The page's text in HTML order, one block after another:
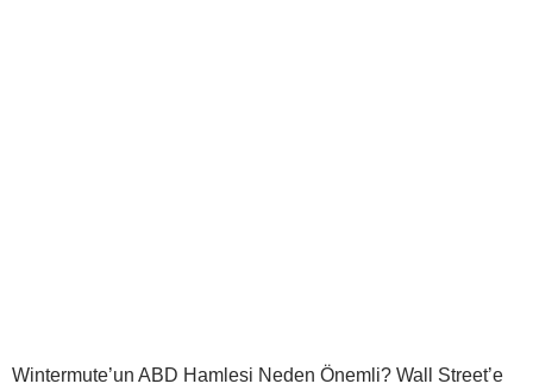
Wintermute’un ABD Hamlesi Neden Önemli? Wall Street’e